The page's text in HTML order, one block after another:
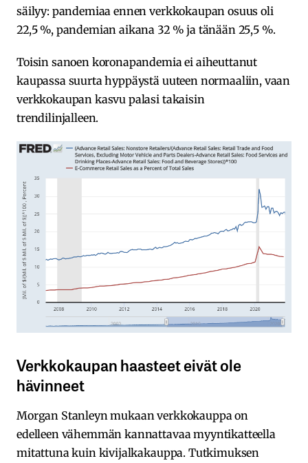
säilyy: pandemiaa ennen verkkokaupan osuus oli
22,5 %, pandemian aikana 32 % ja tänään 25,5 %.
Toisin sanoen koronapandemia ei aiheuttanut
kaupassa suurta hyppäystä uuteen normaaliin, vaan
verkkokaupan kasvu palasi takaisin
trendilinjalleen.
Verkkokaupan haasteet eivät ole
hävinneet
Morgan Stanleyn mukaan verkkokauppa on
edelleen vähemmän kannattavaa myyntikatteella
mitattuna kuin kivijalkakauppa. Tutkimuksen